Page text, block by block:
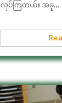
လုပ်ကြတယ်။ အခု...